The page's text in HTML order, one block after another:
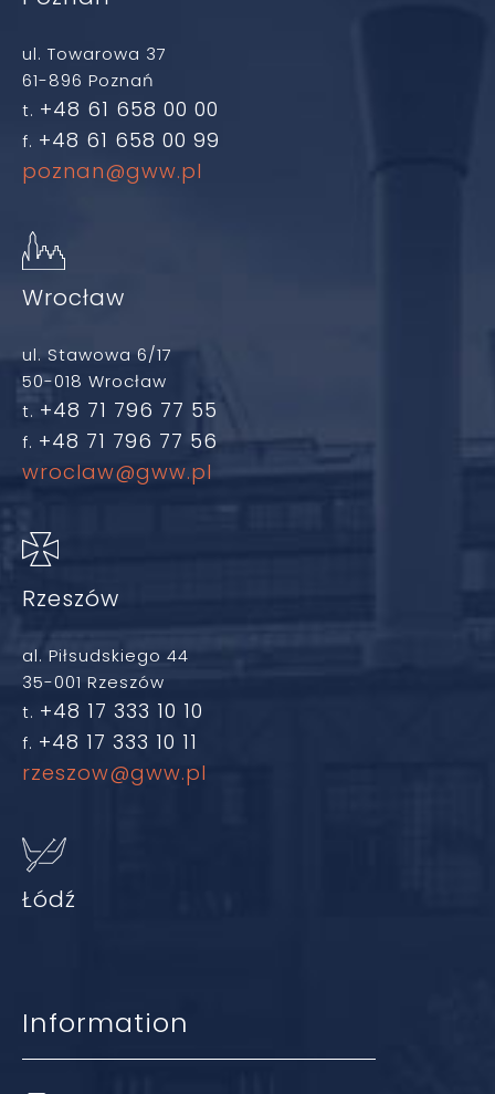
ul. Towarowa 37
61-896 Poznań
t. +48 61 658 00 00
f. +48 61 658 00 99
poznan@gww.pl
Wrocław
ul. Stawowa 6/17
50-018 Wrocław
t. +48 71 796 77 55
f. +48 71 796 77 56
wroclaw@gww.pl
Rzeszów
al. Piłsudskiego 44
35-001 Rzeszów
t. +48 17 333 10 10
f. +48 17 333 10 11
rzeszow@gww.pl
Łódź
Information